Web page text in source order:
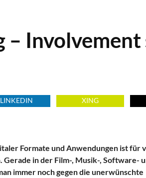
LINKEDIN XING
Formate und Anwendungen ist für
Gerade in der Film-, Musik-, Software-
immer noch gegen die unerwünschte
PREMIUM TECHNOLOGIE